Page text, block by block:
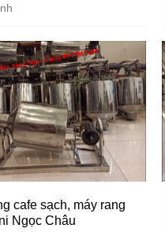
cafe sạch, máy rang
Ngọc Châu